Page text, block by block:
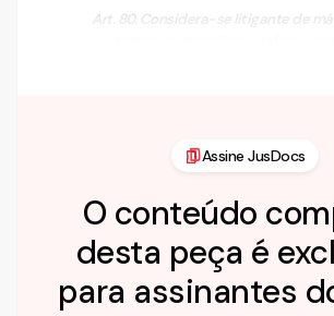
Art. 80. Considera-se litigante de
Assine JusDocs
O conteúdo
desta peça é
para assinantes